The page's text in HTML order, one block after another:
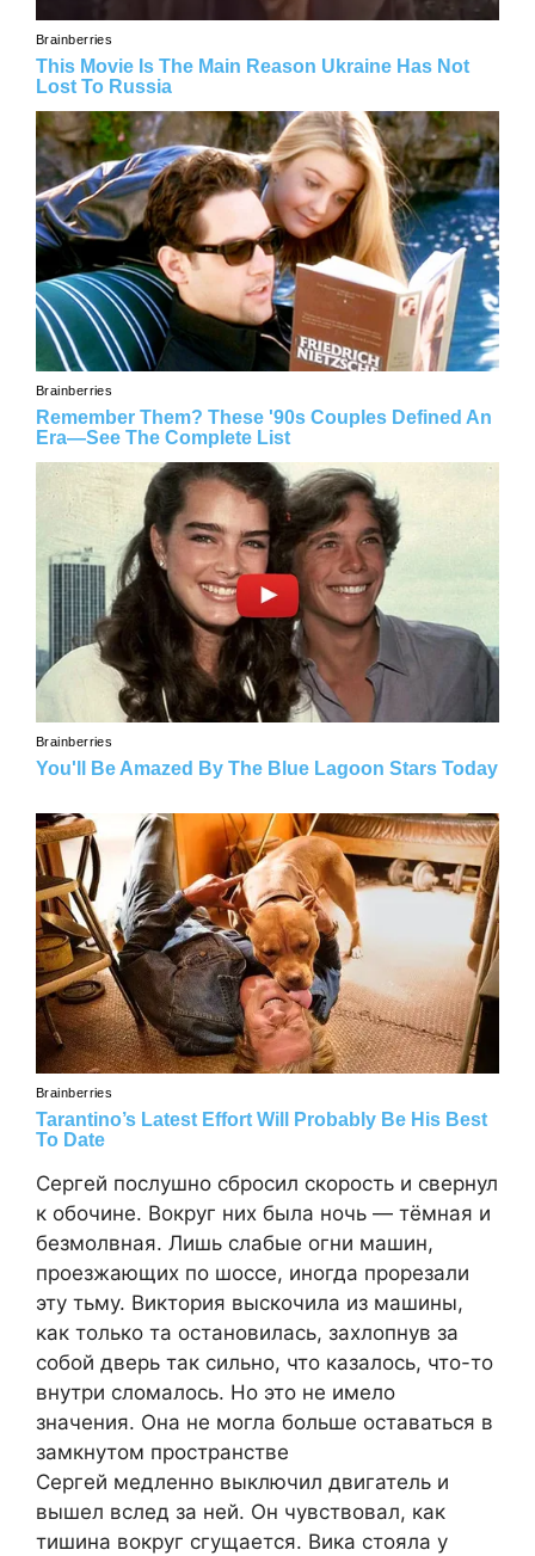
Сергей послушно сбросил скорость и свернул
к обочине. Вокруг них была ночь — тёмная и
безмолвная. Лишь слабые огни машин,
проезжающих по шоссе, иногда прорезали
эту тьму. Виктория выскочила из машины,
как только та остановилась, захлопнув за
собой дверь так сильно, что казалось, что-то
внутри сломалось. Но это не имело
значения. Она не могла больше оставаться в
замкнутом пространстве
Сергей медленно выключил двигатель и
вышел вслед за ней. Он чувствовал, как
тишина вокруг сгущается. Вика стояла у